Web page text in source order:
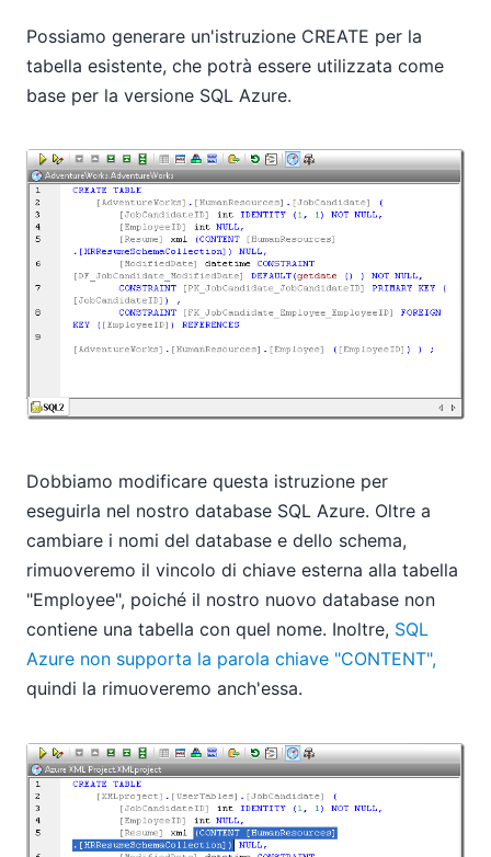
Possiamo generare un'istruzione CREATE per la
tabella esistente, che potrà essere utilizzata come
base per la versione SQL Azure.
Dobbiamo modificare questa istruzione per
eseguirla nel nostro database SQL Azure. Oltre a
cambiare i nomi del database e dello schema,
rimuoveremo il vincolo di chiave esterna alla tabella
"Employee", poiché il nostro nuovo database non
contiene una tabella con quel nome. Inoltre, SQL
Azure non supporta la parola chiave "CONTENT",
quindi la rimuoveremo anch'essa.